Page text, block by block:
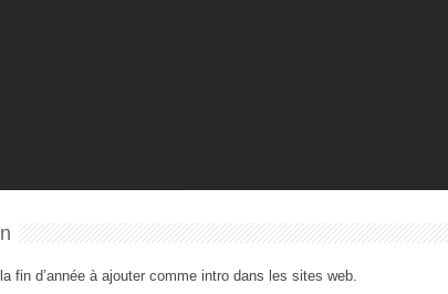
fin d’année à ajouter comme intro dans les sites web.